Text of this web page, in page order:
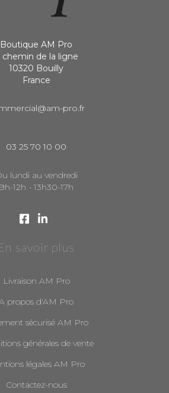
Boutique AM Pro
chemin de la ligne
10320 Bouilly
France
pro.fr
03 25 70 10 00
lundi au vendredi
9h-12h - 13h30-17h
savoir plus
Livraison AM Pro
propos d'AM Pro
sécurisé AM Pro
générales de vente
légales AM Pro
Contactez-nous